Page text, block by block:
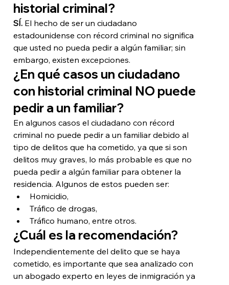
historial criminal?
SÍ. El hecho de ser un ciudadano
estadounidense con récord criminal no significa
que usted no pueda pedir a algún familiar; sin
embargo, existen excepciones.
¿En qué casos un ciudadano
con historial criminal NO puede
pedir a un familiar?
En algunos casos el ciudadano con récord
criminal no puede pedir a un familiar debido al
tipo de delitos que ha cometido, ya que si son
delitos muy graves, lo más probable es que no
pueda pedir a algún familiar para obtener la
residencia. Algunos de estos pueden ser:
Homicidio,
Tráfico de drogas,
Tráfico humano, entre otros.
¿Cuál es la recomendación?
Independientemente del delito que se haya
cometido, es importante que sea analizado con
un abogado experto en leyes de inmigración ya